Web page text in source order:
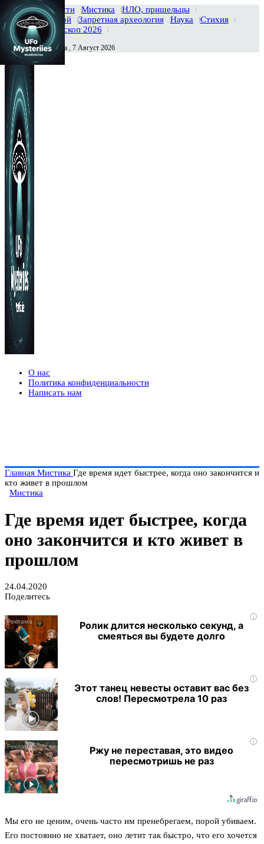
Главная Новости Мистика
НЛО, пришельцы
Тайны вселенной
Запретная археология Наука
Стихия
История
Гороскоп 2026
Сегодня Пятница , 7 Август 2026
О нас
Политика конфиденциальности
Написать нам
Главная Мистика Где время идет быстрее, когда оно закончится и
кто живет в прошлом
Мистика
Где время идет быстрее, когда
оно закончится и кто живет в
прошлом
24.04.2020
Поделитесь
i
Ролик длится несколько секунд, а
смеяться вы будете долго
i
Этот танец невесты оставит вас без
слов! Пересмотрела 10 раз
i
Ржу не переставая, это видео
пересмотришь не раз
Мы его не ценим, очень часто им пренебрегаем, порой убиваем.
Его постоянно не хватает, оно летит так быстро, что его хочется